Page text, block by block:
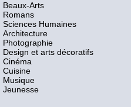
Beaux-Arts
Romans
Sciences Humaines
Architecture
Photographie
Design et arts décoratifs
Cinéma
Cuisine
Musique
Jeunesse